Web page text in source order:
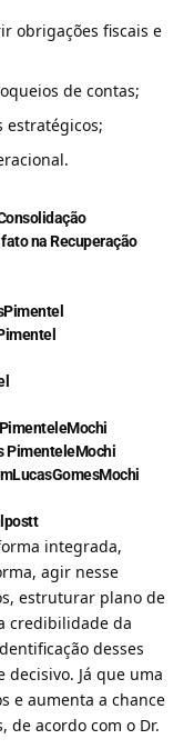
obrigações fiscais e
de contas;
estratégicos;
na Recuperação
PimenteleMochi
integrada,
agir nesse
estruturar plano de
credibilidade da
desses
Já que uma
e aumenta a chance
de acordo com o Dr.